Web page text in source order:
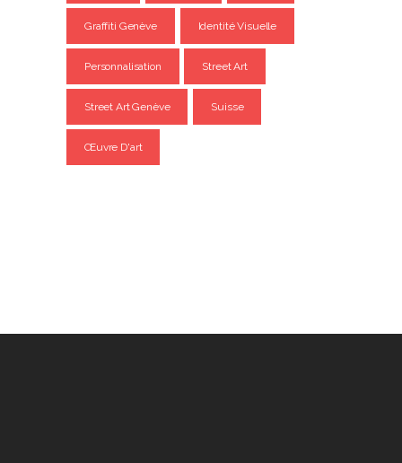
Graffiti Genève Identité Visuelle
Personnalisation Street Art
Street Art Genève Suisse
Œuvre D'art